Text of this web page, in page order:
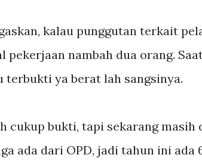
kalau punggutan terkait
pekerjaan nambah dua orang.
terbukti ya berat lah sangsinya.
cukup bukti, tapi sekarang masih
ada dari OPD, jadi tahun ini ada